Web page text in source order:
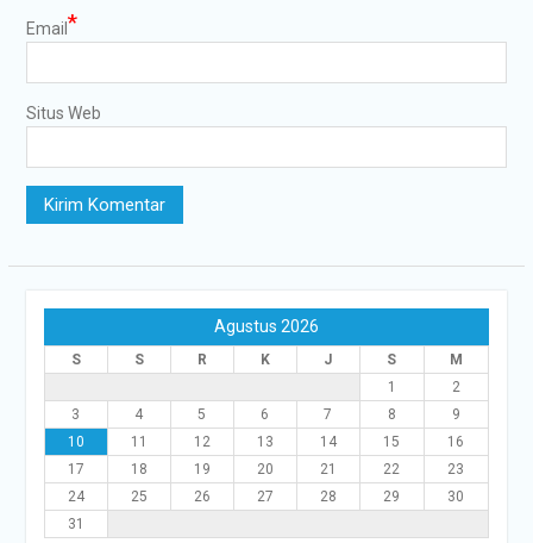
Email *
Situs Web
Agustus 2026
S S R K J S
M
1
2
3
4 5 6 7 8
9
10
11 12 13 14 15
16
17
18 19 20 21 22
23
24
25 26 27 28 29
30
31